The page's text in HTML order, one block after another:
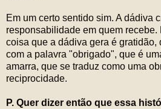
Em um certo sentido sim. A dádiva
responsabilidade em quem recebe.
coisa que a dádiva gera é gratidão,
com a palavra "obrigado", que é
amarra, que se traduz como uma
reciprocidade.
P. Quer dizer então que essa